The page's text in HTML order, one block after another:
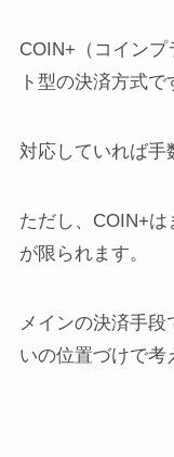
COIN+（コイン
ト型の決済方式で
対応していれば手
ただし、COIN+
が限られます。
メインの決済手段
いの位置づけで考